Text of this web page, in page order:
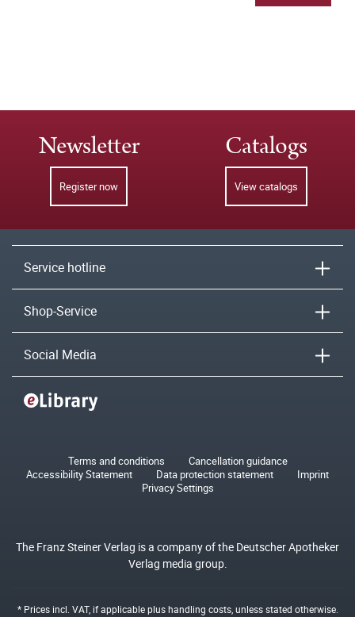
Newsletter
Register now
Catalogs
View catalogs
Service hotline
Shop-Service
Social Media
Terms and conditions
Cancellation guidance
Accessibility Statement
Data protection statement
Imprint
Privacy Settings
The Franz Steiner Verlag is a company of the Deutscher Apotheker
Verlag media group.
* Prices incl. VAT, if applicable plushandling costs, unless stated otherwise.